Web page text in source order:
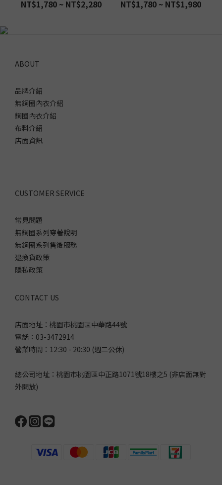
中但正面份量明顯可選薄襯、表面平順且高度自然的版型，避免厚
圍；胸部底部加入無彈性透氣絲棉，如同雙手由下向上承托，兼顧
要選對罩杯與下圍。無鋼圈並非穿上就一定顯小，活動後若下圍上
跑、胸部被壓向兩側或肩帶必須拉得很緊，仍代表尺寸或版型不
合。大胸顯小內衣試穿時，怎麼判斷有效？顯小效果不能只在鏡子
前站著判斷。建議在可退換的狀態下試穿約 20 分鐘，做舉手、轉
身、坐下、彎腰與深呼吸，再搭配平常最容易顯胸的上衣，觀察正
胸肉能完整進入罩杯，腋下沒有明顯摩擦。穿上衣服後，胸部輪廓
錯了嗎？量過尺寸還買錯？5 大徵兆與試穿判斷一次看顯小內衣常見
4 個挑選錯誤穿小件、只看罩杯、拿運動內衣或只看名稱，都是容易
犯的迷思，透過以下的說明介紹，讓妳更清楚。穿小一號追求縮胸
效果過小罩杯會壓胸、切胸並把胸肉擠向腋下，正面可能暫時變
平，側邊卻更寬。顯小應建立在完整包覆上，不是以不舒服換取視
錯組合出約 96 種尺寸，避免把所有身型套進少數固定組合。把高壓
期間穿著。長時間把高壓縮款當作日常內衣，可能持續擠壓胸部並
使胸肉往側邊移動；日常顯小應選擇能承托、透氣且不過度壓縮的
款式。只看商品名稱，不做動態試穿「顯小、縮胸、收副乳」是商
深度、鋼圈弧度與布料彈性也可能差很多，最後仍要以試穿結果判
斷。 【延伸閱讀】👉 大尺碼內衣怎麼挑？大罩杯、大下圍與尺寸選
提供目前尺寸、罩杯壓胸或空杯的位置、下圍鬆緊、肩帶狀況與副
乳問題，讓客服判斷可能需要調整的是罩杯容積、深度、下圍或版
穿。佳瑪的寄送試穿服務若顧客收到後尺寸不合，佳瑪客服會依罩
NT$1,780 ~ NT$2,280 NT$1,780 ~ NT$1,980
ABOUT
品牌介紹
無鋼圈內衣介紹
鋼圈內衣介紹
布料介紹
店面資訊
CUSTOMER SERVICE
常見問題
無鋼圈系列穿著說明
無鋼圈系列售後服務
退換貨政策
隱私政策
CONTACT US
店面地址：桃園市桃園區中華路44號
電話：03-3472914
營業時間：12:30 - 20:30 (週二公休)
總公司地址：桃園市桃園區中正路1071號18樓之5 (非店面無對
外開放)